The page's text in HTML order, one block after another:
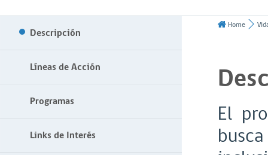
Descripción
Líneas de Acción
Programas
Links de Interés
Home
El